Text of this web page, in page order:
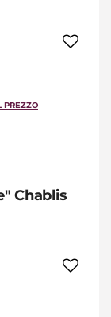
PREZZO
Chablis